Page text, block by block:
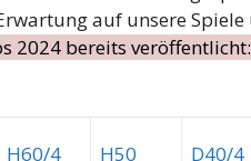
auf unsere Spiele
2024 bereits
H60/4 H50 D40/4